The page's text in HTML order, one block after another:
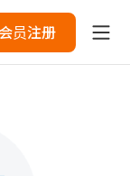
会员注册